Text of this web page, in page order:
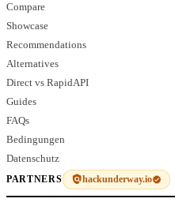
Compare
Showcase
Recommendations
Alternatives
Direct vs RapidAPI
Guides
FAQs
Bedingungen
Datenschutz
PARTNERS hackunderway.io